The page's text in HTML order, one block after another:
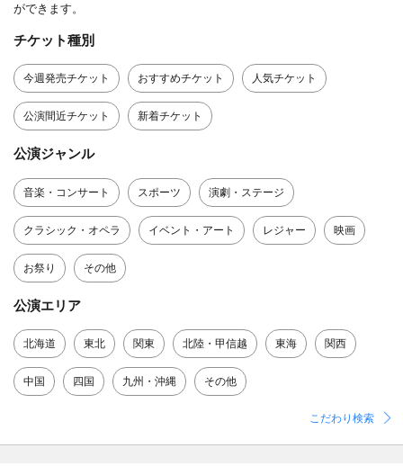
ができます。
チケット種別
今週発売チケット おすすめチケット 人気チケット
公演間近チケット 新着チケット
公演ジャンル
音楽・コンサート スポーツ 演劇・ステージ
クラシック・オペラ イベント・アート レジャー 映画
お祭り その他
公演エリア
北海道 東北 関東 北陸・甲信越 東海 関西
中国 四国 九州・沖縄 その他
こだわり検索